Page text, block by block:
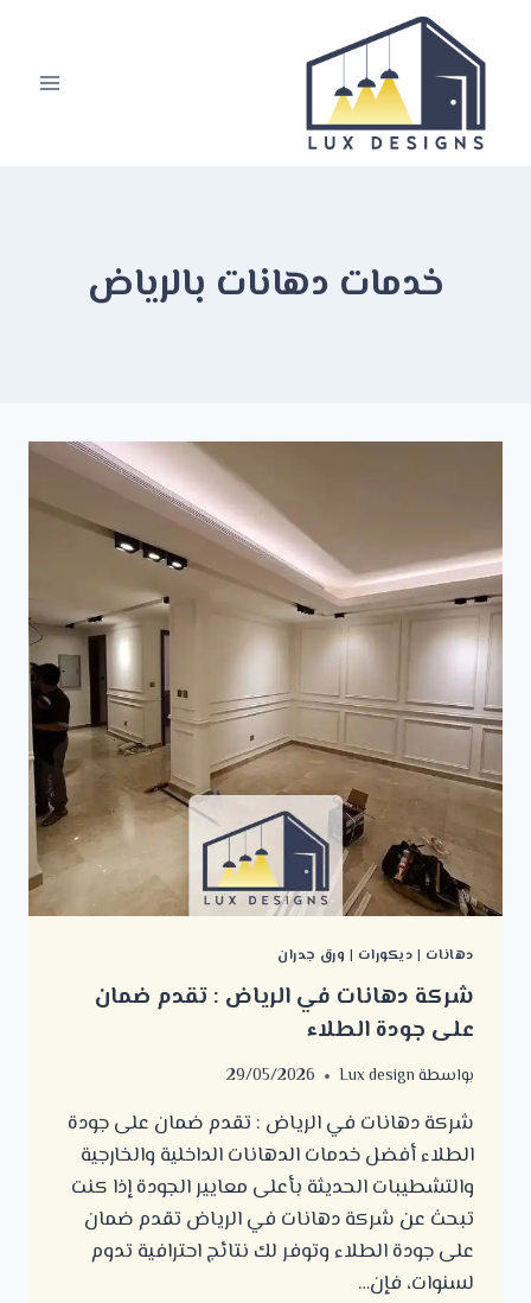
المحتوى
خدمات دهانات بالرياض
دهانات | ديكورات | ورق جدران
شركة دهانات في الرياض : تقدم ضمان
على جودة الطلاء
بواسطةLux design
29/05/2026
شركة دهانات في الرياض : تقدم ضمان على جودة
الطلاء أفضل خدمات الدهانات الداخلية والخارجية
والتشطيبات الحديثة بأعلى معايير الجودة إذا كنت
تبحث عن شركة دهانات في الرياض تقدم ضمان
على جودة الطلاء وتوفر لك نتائج احترافية تدوم
لسنوات، فإن…